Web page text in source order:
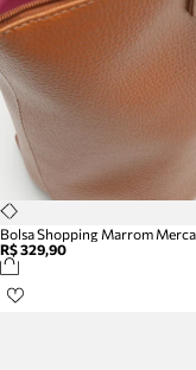
Bolsa Shopping Marrom
R$ 329,90